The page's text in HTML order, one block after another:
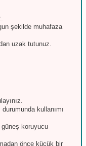
şekilde muhafaza
uzak tutunuz.
kullanımı
güneş koruyucu
önce küçük bir